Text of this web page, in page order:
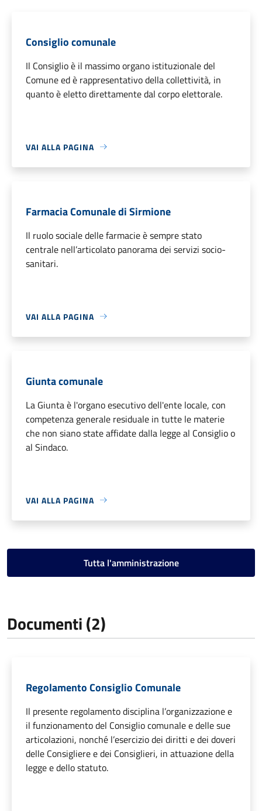
Consiglio comunale
Il Consiglio è il massimo organo istituzionale del
Comune ed è rappresentativo della collettività, in
quanto è eletto direttamente dal corpo elettorale.
VAI ALLA PAGINA
Farmacia Comunale di Sirmione
Il ruolo sociale delle farmacie è sempre stato
centrale nell’articolato panorama dei servizi socio-
sanitari.
VAI ALLA PAGINA
Giunta comunale
La Giunta è l'organo esecutivo dell'ente locale, con
competenza generale residuale in tutte le materie
che non siano state affidate dalla legge al Consiglio o
al Sindaco.
VAI ALLA PAGINA
Tutta l'amministrazione
Documenti (2)
Regolamento Consiglio Comunale
Il presente regolamento disciplina l’organizzazione e
il funzionamento del Consiglio comunale e delle sue
articolazioni, nonché l’esercizio dei diritti e dei doveri
delle Consigliere e dei Consiglieri, in attuazione della
legge e dello statuto.